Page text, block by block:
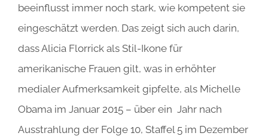
beeinflusst immer noch stark, wie kompetent sie
eingeschätzt werden. Das zeigt sich auch darin,
dass Alicia Florrick als Stil-Ikone für
amerikanische Frauen gilt, was in erhöhter
medialer Aufmerksamkeit gipfelte, als Michelle
Obama im Januar 2015 – über ein Jahr nach
Ausstrahlung der Folge 10, Staffel 5 im Dezember